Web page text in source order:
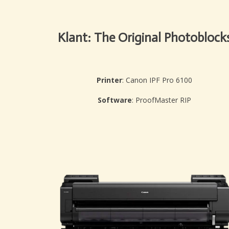
Klant: The Original
Printer: Canon IPF Pro 6100
Software: ProofMaster RIP